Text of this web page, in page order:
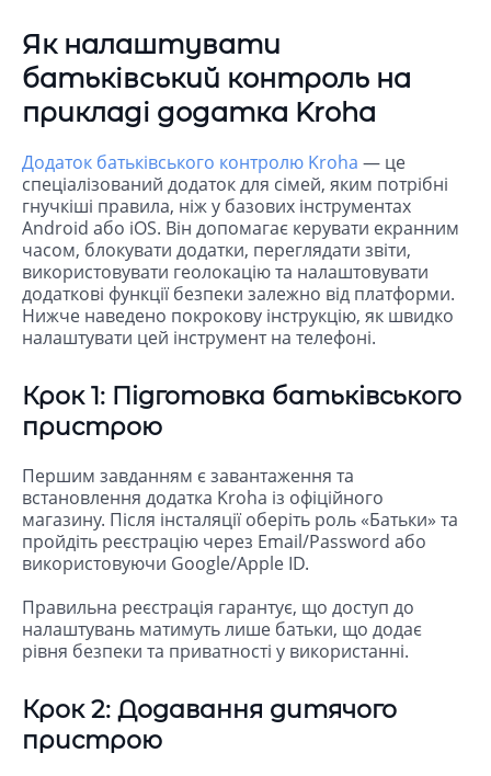
Як налаштувати
батьківський контроль на
прикладі додатка Kroha
Додаток батьківського контролю Kroha — це
спеціалізований додаток для сімей, яким потрібні
гнучкіші правила, ніж у базових інструментах
Android або iOS. Він допомагає керувати екранним
часом, блокувати додатки, переглядати звіти,
використовувати геолокацію та налаштовувати
додаткові функції безпеки залежно від платформи.
Нижче наведено покрокову інструкцію, як швидко
налаштувати цей інструмент на телефоні.
Крок 1: Підготовка батьківського
пристрою
Першим завданням є завантаження та
встановлення додатка Kroha із офіційного
магазину. Після інсталяції оберіть роль «Батьки» та
пройдіть реєстрацію через Email/Password або
використовуючи Google/Apple ID.
Правильна реєстрація гарантує, що доступ до
налаштувань матимуть лише батьки, що додає
рівня безпеки та приватності у використанні.
Крок 2: Додавання дитячого
пристрою